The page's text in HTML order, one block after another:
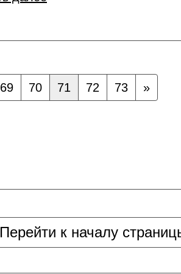
69 70 71 72 73 »
Перейти к началу